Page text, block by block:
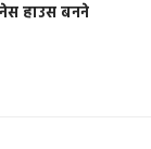
हाउस बनने